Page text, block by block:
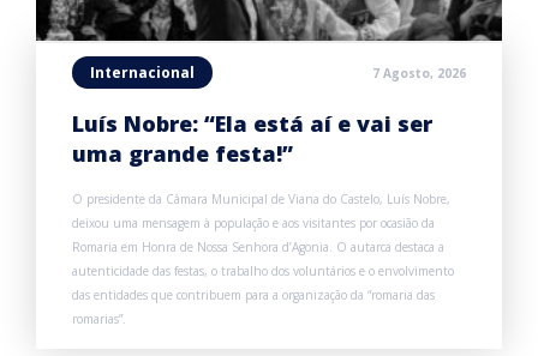
Internacional 7 Agosto, 2026
Luís Nobre: “Ela está aí e vai ser
uma grande festa!”
O presidente da Câmara Municipal de Viana do Castelo, Luís Nobre,
deixou uma mensagem à população e aos visitantes por ocasião da
Romaria em Honra de Nossa Senhora d’Agonia. O autarca destaca a
autenticidade das festas, o trabalho dos voluntários e o envolvimento
das entidades que contribuem para a organização da “romaria das
romarias”.